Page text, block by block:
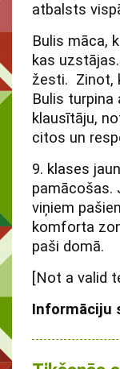
atbalsts
Bulis māca,
kas
žesti. Zinot,
Bulis turpina
klausītāju,
citos un
9. klases
pamācošas.
viņiem
komforta
paši domā.
[Not a valid
Informāciju